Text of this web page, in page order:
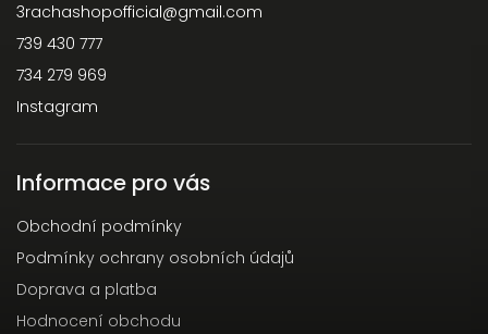
3rachashopofficial@gmail.com
739 430 777
734 279 969
Instagram
Informace pro vás
Obchodní podmínky
Podmínky ochrany osobních údajů
Doprava a platba
Hodnocení obchodu